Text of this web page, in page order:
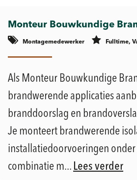
Monteur Bouwkundige
Montagemedewerker Fulltime,
Geldermalsen
Als Monteur Bouwkundige
brandwerende applicaties
branddoorslag en
Je monteert brandwerende
installatiedoorvoeringen onder
combinatie m... Lees verder